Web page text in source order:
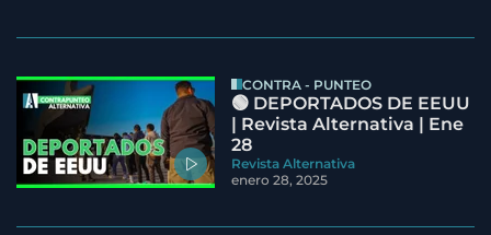
CONTRA - PUNTEO
🟢 DEPORTADOS DE EEUU
| Revista Alternativa | Ene
28
Revista Alternativa
enero 28, 2025